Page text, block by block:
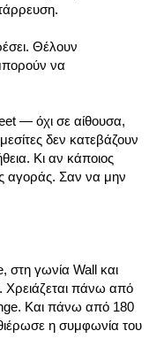
Θέλουν
να
— όχι σε αίθουσα,
δεν κατεβάζουν
Κι αν κάποιος
αγοράς. Σαν να μην
στη γωνία Wall και
πάνω από
Και πάνω από 180
η συμφωνία του